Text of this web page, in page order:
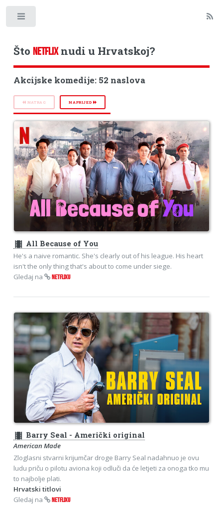
Što NETFLIXnudi u Hrvatskoj?
Akcijske komedije: 52 naslova
NATRAG NAPRIJED
theaters All Because of You
He's a naive romantic. She's clearly out of his league. His heart
isn't the only thing that's about to come under siege.
Gledaj na
NETFLIXU
theaters Barry Seal - Američki original
American Made
Zloglasni stvarni krijumčar droge Barry Seal nadahnuo je ovu
ludu priču o pilotu aviona koji odluči da će letjeti za onoga tko mu
to najbolje plati.
Hrvatski titlovi
Gledaj na
NETFLIXU